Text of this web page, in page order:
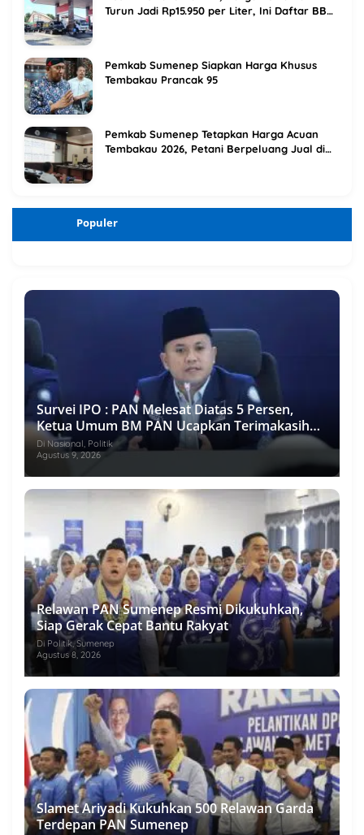
Turun Jadi Rp15.950 per Liter, Ini Daftar BBM
Pemkab Sumenep Siapkan Harga Khusus
Tembakau Prancak 95
Pemkab Sumenep Tetapkan Harga Acuan
Tembakau 2026, Petani Berpeluang Jual di
Populer
Survei IPO : PAN Melesat Diatas 5 Persen,
Ketua Umum BM PAN Ucapkan Terimakasih
Pada Rakyat Indonesia
Di Nasional, Politik
Agustus 9, 2026
Relawan PAN Sumenep Resmi Dikukuhkan,
Siap Gerak Cepat Bantu Rakyat
Di Politik, Sumenep
Agustus 8, 2026
Slamet Ariyadi Kukuhkan 500 Relawan Garda
Terdepan PAN Sumenep